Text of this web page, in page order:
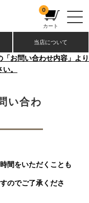
0
カート
当店について
お問い合わせ内容」より
。
い合わ
間をいただくことも
のでご了承くださ